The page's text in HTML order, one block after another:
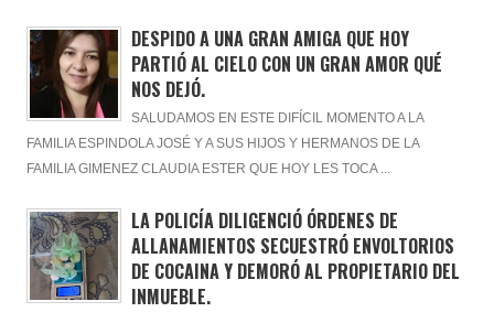
DESPIDO A UNA GRAN AMIGA QUE HOY
PARTIÓ AL CIELO CON UN GRAN AMOR QUÉ
NOS DEJÓ.
SALUDAMOS EN ESTE DIFÍCIL MOMENTO A LA
FAMILIA ESPINDOLA JOSÉ Y A SUS HIJOS Y HERMANOS DE LA
FAMILIA GIMENEZ CLAUDIA ESTER QUE HOY LES TOCA ...
LA POLICÍA DILIGENCIÓ ÓRDENES DE
ALLANAMIENTOS SECUESTRÓ ENVOLTORIOS
DE COCAINA Y DEMORÓ AL PROPIETARIO DEL
INMUEBLE.